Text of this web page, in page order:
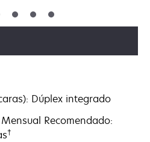
Dúplex integrado
Recomendado:
†